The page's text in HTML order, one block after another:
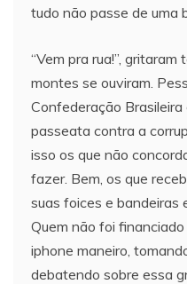
tudo não passe de uma
“Vem pra rua!”,
montes se ouviram.
Confederação Brasileira
passeata contra a
isso os que não
fazer. Bem, os que
suas foices e bandeiras
Quem não foi
iphone maneiro,
debatendo sobre essa